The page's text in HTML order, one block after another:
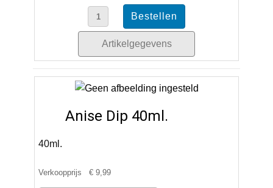
Artikelgegevens
Anise Dip 40ml.
40ml.
Verkoopprijs € 9,99